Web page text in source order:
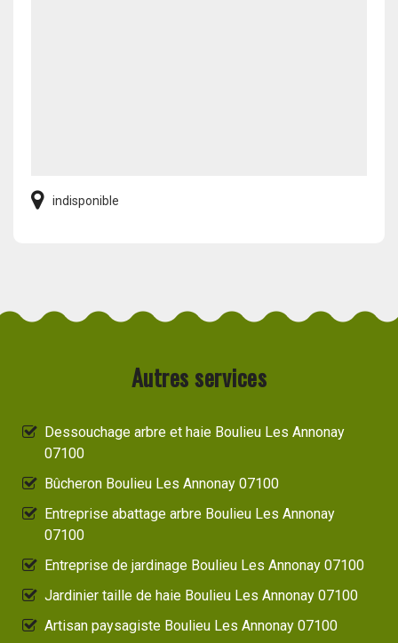
indisponible
Autres services
Dessouchage arbre et haie Boulieu Les Annonay
07100
Bûcheron Boulieu Les Annonay 07100
Entreprise abattage arbre Boulieu Les Annonay
07100
Entreprise de jardinage Boulieu Les Annonay 07100
Jardinier taille de haie Boulieu Les Annonay 07100
Artisan paysagiste Boulieu Les Annonay 07100